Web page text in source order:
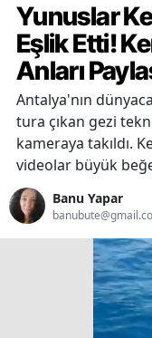
Yunuslar
Eşlik Etti!
Anları
Antalya'nın
tura çıkan gezi
kameraya takıldı.
videolar büyük
Banu Yapar